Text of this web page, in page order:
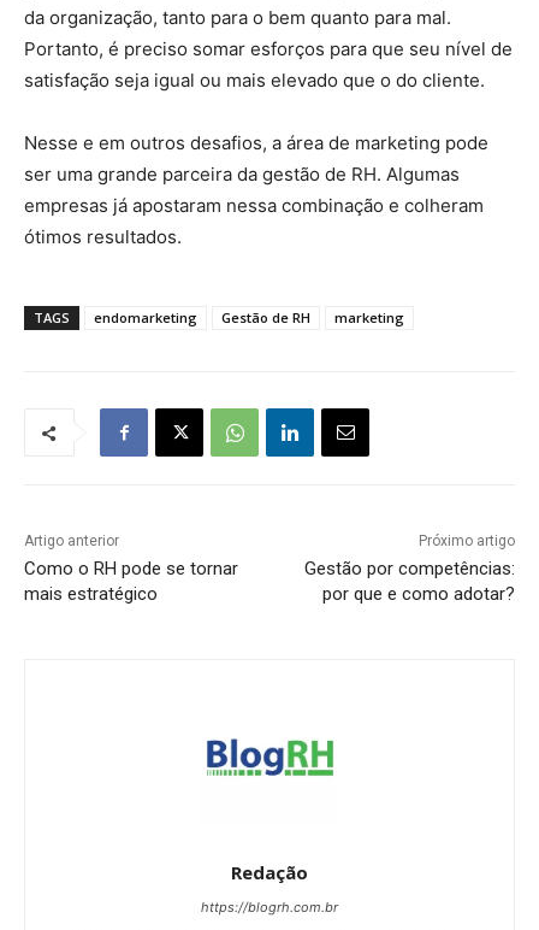
da organização, tanto para o bem quanto para mal.
Portanto, é preciso somar esforços para que seu nível de
satisfação seja igual ou mais elevado que o do cliente.
Nesse e em outros desafios, a área de marketing pode
ser uma grande parceira da gestão de RH. Algumas
empresas já apostaram nessa combinação e colheram
ótimos resultados.
TAGS endomarketing Gestão de RH marketing
Artigo anterior
Como o RH pode se tornar
mais estratégico
Próximo artigo
Gestão por competências:
por que e como adotar?
Redação
https://blogrh.com.br